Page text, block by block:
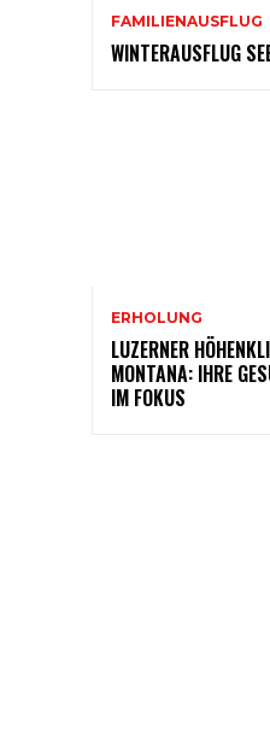
FAMILIENAUSFLUG
WINTERAUSFLUG
ERHOLUNG
LUZERNER
MONTANA: IHRE
IM FOKUS